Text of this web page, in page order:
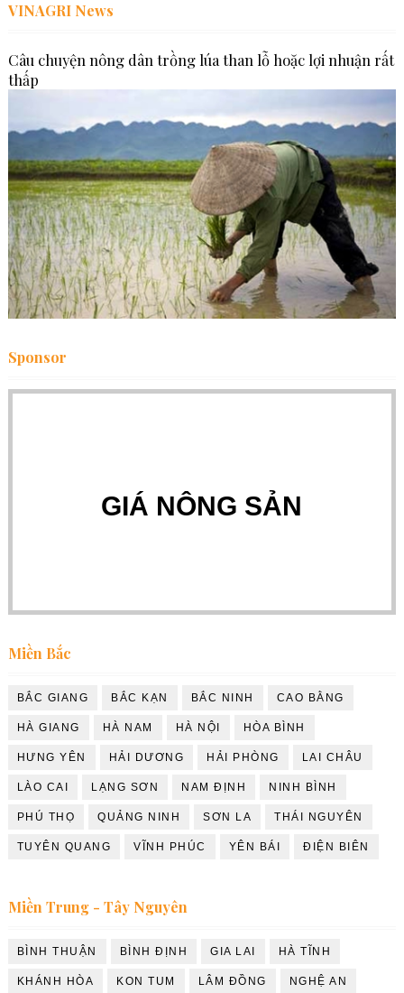
VINAGRI News
Câu chuyện nông dân trồng lúa than lỗ hoặc lợi nhuận rất
thấp
Sponsor
GIÁ NÔNG SẢN
Miền Bắc
BẮC GIANG BẮC KẠN BẮC NINH CAO BẰNG
HÀ GIANG HÀ NAM HÀ NỘI HÒA BÌNH
HƯNG YÊN HẢI DƯƠNG HẢI PHÒNG LAI CHÂU
LÀO CAI LẠNG SƠN NAM ĐỊNH NINH BÌNH
PHÚ THỌ QUẢNG NINH SƠN LA THÁI NGUYÊN
TUYÊN QUANG VĨNH PHÚC YÊN BÁI ĐIỆN BIÊN
Miền Trung - Tây Nguyên
BÌNH THUẬN BÌNH ĐỊNH GIA LAI HÀ TĨNH
KHÁNH HÒA KON TUM LÂM ĐỒNG NGHỆ AN